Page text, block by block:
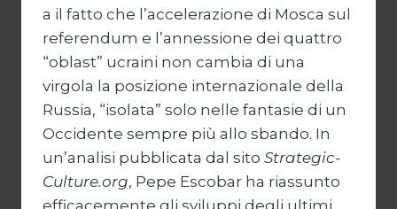
a il fatto che l’accelerazione di Mosca sul
referendum e l’annessione dei quattro
“oblast” ucraini non cambia di una
virgola la posizione internazionale della
Russia, “isolata” solo nelle fantasie di un
Occidente sempre più allo sbando. In
un’analisi pubblicata dal sito Strategic-
Culture.org, Pepe Escobar ha riassunto
efficacemente gli sviluppi degli ultimi